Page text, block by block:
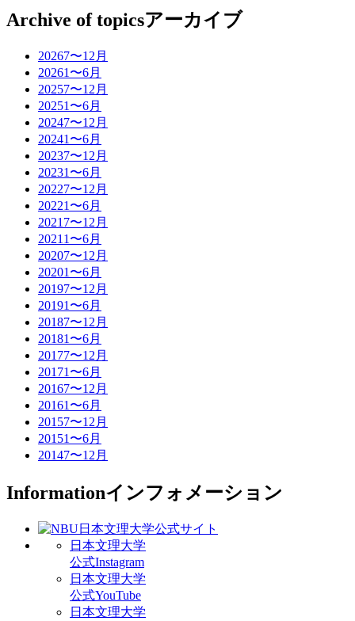
Archive of topicsアーカイブ
20267〜12月
20261〜6月
20257〜12月
20251〜6月
20247〜12月
20241〜6月
20237〜12月
20231〜6月
20227〜12月
20221〜6月
2021 7〜12月
2021 1〜6月
20207〜12月
20201〜6月
20197〜12月
20191〜6月
20187〜12月
20181〜6月
20177〜12月
20171〜6月
20167〜12月
20161〜6月
20157〜12月
20151〜6月
20147〜12月
Informationインフォメーション
日本文理大学
公式Instagram
日本文理大学
公式YouTube
日本文理大学